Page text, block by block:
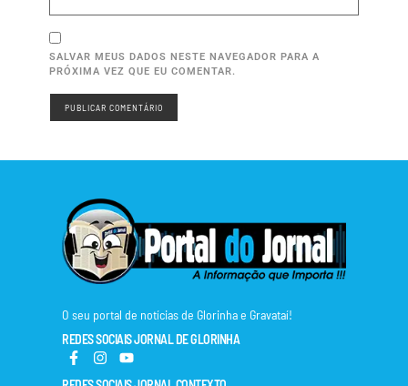
SALVAR MEUS DADOS NESTE NAVEGADOR PARA A
PRÓXIMA VEZ QUE EU COMENTAR.
O seu portal de notícias de Glorinha e Gravataí!
REDES SOCIAIS JORNAL DE GLORINHA